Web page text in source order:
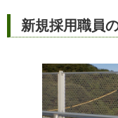
新規採用職員